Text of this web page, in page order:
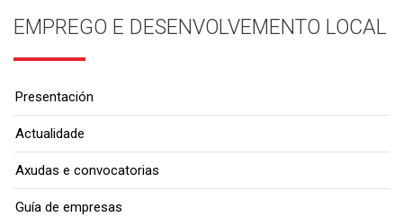
EMPREGO E DESENVOLVEMENTO LOCAL
Presentación
Actualidade
Axudas e convocatorias
Guía de empresas